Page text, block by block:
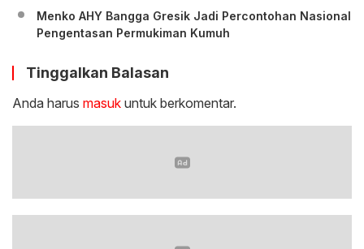
Menko AHY Bangga Gresik Jadi Percontohan Nasional
Pengentasan Permukiman Kumuh
Tinggalkan Balasan
Anda harus masuk untuk berkomentar.